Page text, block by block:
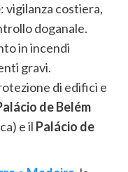
: vigilanza costiera,
doganale.
in incendi
gravi.
di edifici e
de Belém
e il Palácio de